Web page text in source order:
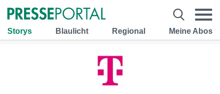
Storys Blaulicht Regional Meine Abos